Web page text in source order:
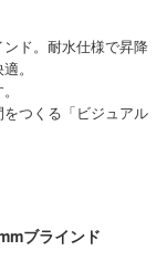
ド。耐水仕様で昇降
。
つくる「ビジュアル
ブラインド